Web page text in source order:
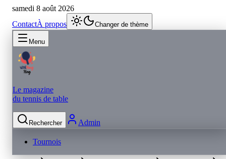
samedi 8 août 2026
ContactÀ propos Changer de thème
Menu
Le magazine
du tennis de table
Rechercher Admin
Tournois